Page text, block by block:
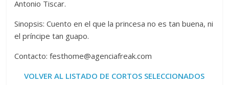
Antonio Tiscar.
Sinopsis: Cuento en el que la princesa no es tan buena, ni
el príncipe tan guapo.
Contacto: festhome@agenciafreak.com
VOLVER AL LISTADO DE CORTOS SELECCIONADOS